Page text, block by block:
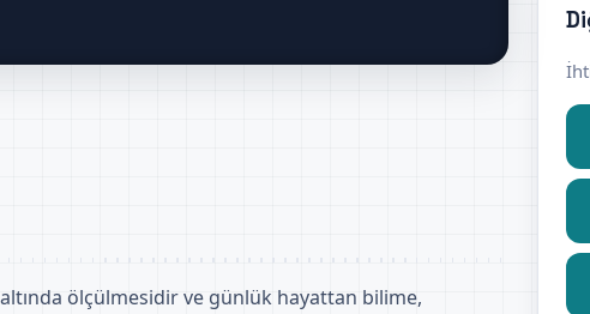
ölçülmesidir ve günlük hayattan bilime,